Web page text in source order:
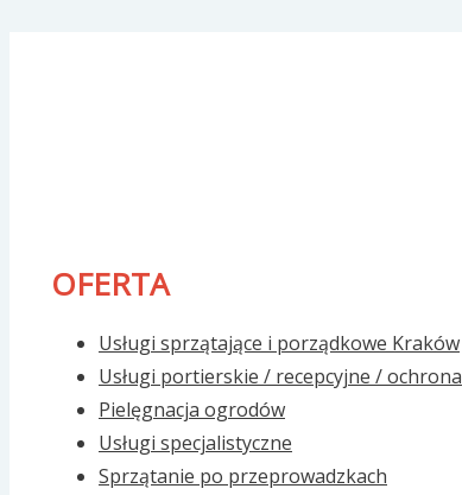
OFERTA
Usługi sprzątające i porządkowe Kraków
Usługi portierskie / recepcyjne / ochrona
Pielęgnacja ogrodów
Usługi specjalistyczne
Sprzątanie po przeprowadzkach